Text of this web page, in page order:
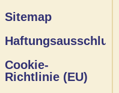
Sitemap
Cookie-
Richtlinie (EU)